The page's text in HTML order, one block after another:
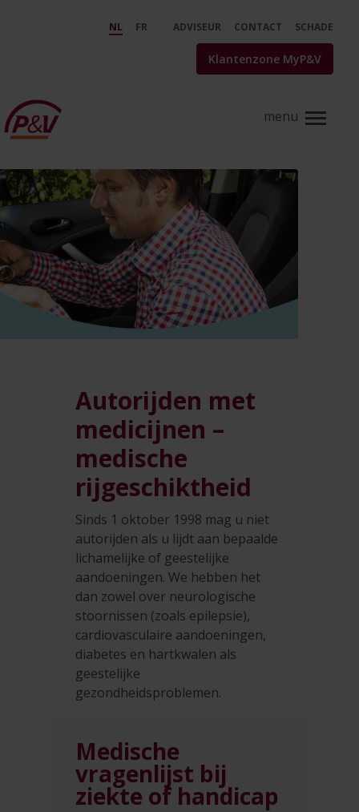
Médocs au volant - P&amp;V
NL FR ADVISEUR CONTACT SCHADE
Klantenzone MyP&V
Autorijden met
medicijnen –
medische
rijgeschiktheid
Sinds 1 oktober 1998 mag u niet
autorijden als u lijdt aan bepaalde
lichamelijke of geestelijke
aandoeningen. We hebben het
dan zowel over neurologische
stoornissen (zoals epilepsie),
cardiovasculaire aandoeningen,
diabetes en hartkwalen als
geestelijke
gezondheidsproblemen.
Medische
vragenlijst bij
ziekte of handicap